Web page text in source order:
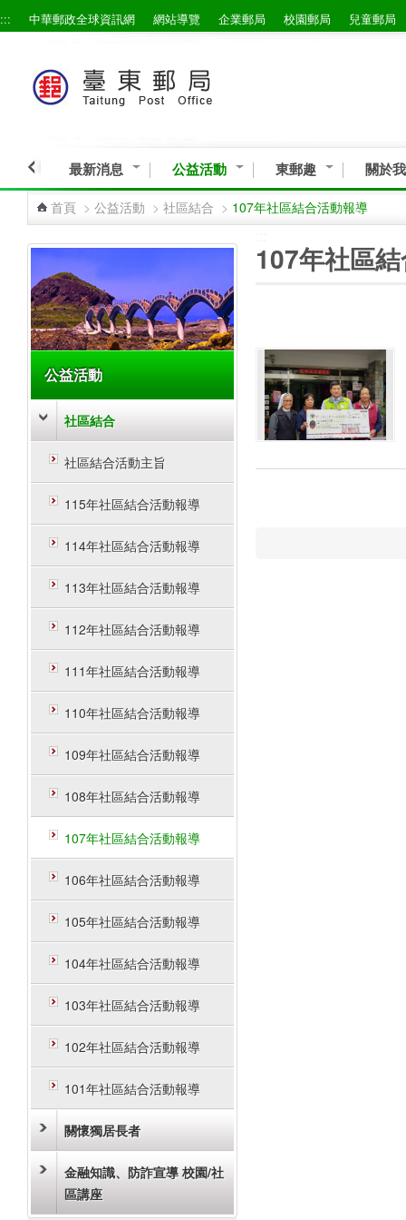
跳到主要內容區塊
::: 中華郵政全球資訊網 網站導覽 企業郵局 校園郵局 兒童郵局
最新消息 公益活動 東郵趣 關於
首頁 > 公益活動 > 社區結合 > 107年社區結合活動報導
公益活動
社區結合
社區結合活動主旨
115年社區結合活動報導
114年社區結合活動報導
113年社區結合活動報導
112年社區結合活動報導
111年社區結合活動報導
110年社區結合活動報導
109年社區結合活動報導
108年社區結合活動報導
107年社區結合活動報導
106年社區結合活動報導
105年社區結合活動報導
104年社區結合活動報導
103年社區結合活動報導
102年社區結合活動報導
101年社區結合活動報導
關懷獨居長者
金融知識、防詐宣導 校園/社
區講座
107年社區